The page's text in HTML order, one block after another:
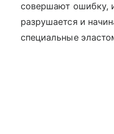
совершают ошибку,
разрушается и
специальные